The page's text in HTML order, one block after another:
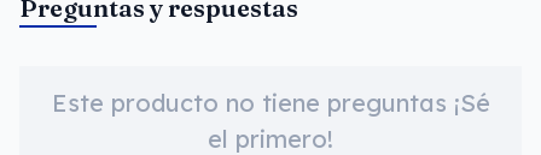
Preguntas y respuestas
Este producto no tiene preguntas ¡Sé
el primero!